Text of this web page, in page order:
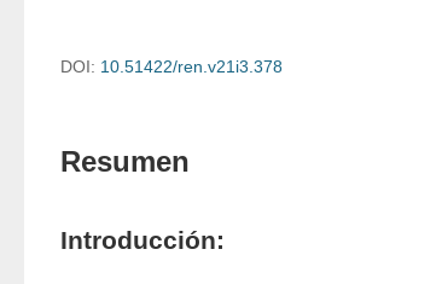
DOI: 10.51422/ren.v21i3.378
Resumen
Introducción: